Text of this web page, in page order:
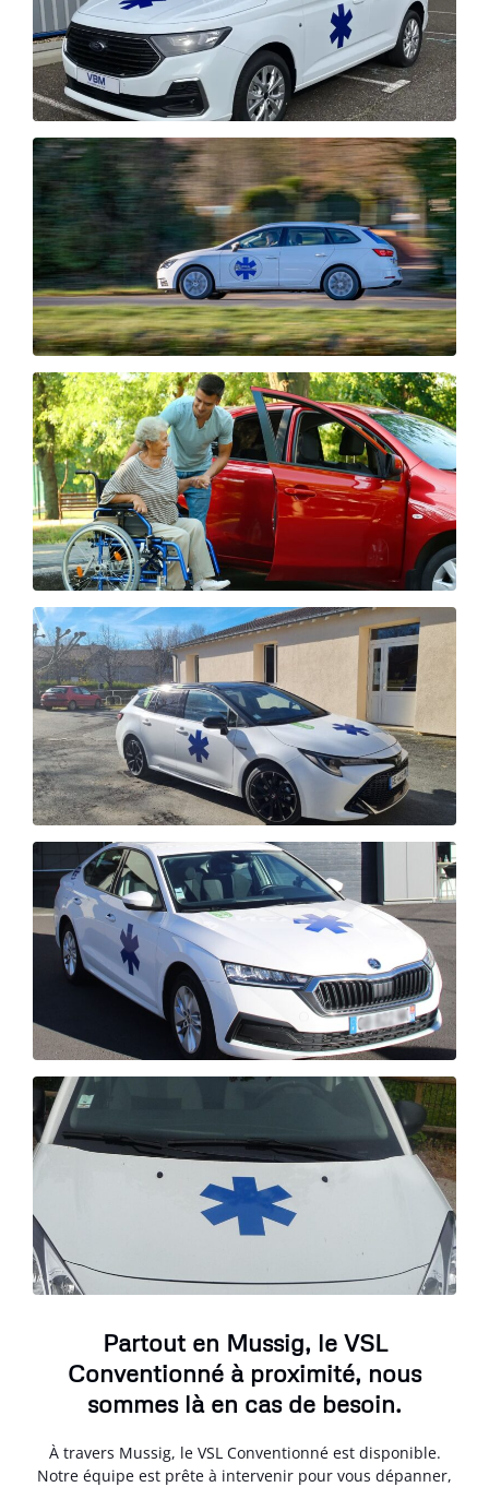
Partout en Mussig, le VSL
Conventionné à proximité, nous
sommes là en cas de besoin.
À travers Mussig, le VSL Conventionné est disponible.
Notre équipe est prête à intervenir pour vous dépanner,